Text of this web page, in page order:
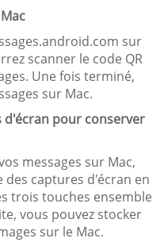
sur
scanner le code QR
Une fois terminé,
sur Mac.
d'écran pour conserver
messages sur Mac,
captures d'écran en
trois touches ensemble
vous pouvez stocker
sur le Mac.